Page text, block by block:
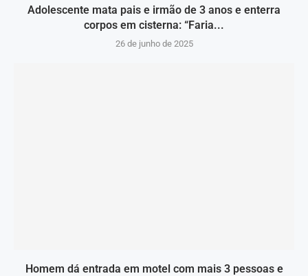
Adolescente mata pais e irmão de 3 anos e enterra
corpos em cisterna: “Faria...
26 de junho de 2025
Homem dá entrada em motel com mais 3 pessoas e